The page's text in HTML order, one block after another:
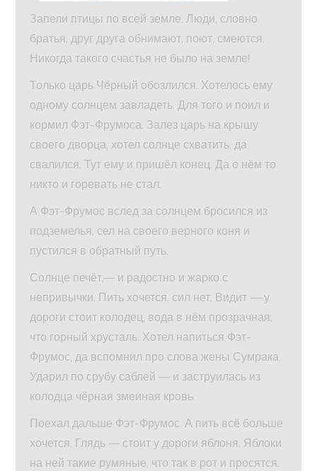
Запели птицы по всей земле. Люди, словно
братья, друг друга обнимают, поют, смеются.
Никогда такого счастья не было на земле!
Только царь Чёрный обозлился. Хотелось ему
одному солнцем завладеть. Для того и поил и
кормил Фэт-Фрумоса. Залез царь на крышу
своего дворца, хотел солнце схватить, да
свалился. Тут ему и пришёл конец. Да о нём то
никто и горевать не стал.
А Фэт-Фрумос вслед за солнцем бросился из
подземелья, сел на своего верного коня и
пустился в обратный путь.
Солнце печёт,— и радостно и жарко с
непривычки. Пить хочется, сил нет. Видит — у
дороги стоит колодец, вода в нём прозрачная,
что горный хрусталь. Хотел напиться Фэт-
Фрумос, да вспомнил про слова жены Сумрака.
Ударил по срубу саблей — и заструилась из
колодца чёрная змеиная кровь.
Поехал дальше Фэт-Фрумос. А пить всё больше
хочется. Глядь — стоит у дороги яблоня. Яблоки
на ней такие румяные, что так в рот и просятся.